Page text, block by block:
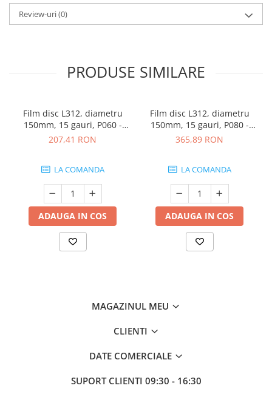
Review-uri(0)
PRODUSE SIMILARE
Film disc L312, diametru
150mm, 15 gauri, P060 -
Sunmight
207,41 RON
LA COMANDA
ADAUGA IN COS
Film disc L312, diametru
150mm, 15 gauri, P080 -
Sunmight
365,89 RON
LA COMANDA
ADAUGA IN COS
MAGAZINUL MEU
CLIENTI
DATE COMERCIALE
SUPORT CLIENTI 09:30 - 16:30